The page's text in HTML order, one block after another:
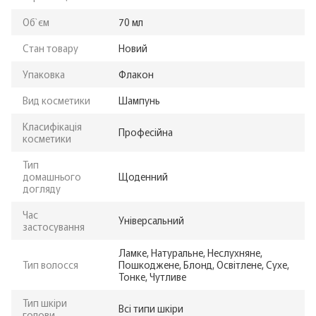
Об`єм
70 мл
Стан товару
Новий
Упаковка
Флакон
Вид косметики
Шампунь
Класифікація
косметики
Професійна
Тип
домашнього
догляду
Щоденний
Час
застосування
Універсальний
Тип волосся
Ламке, Натуральне, Неслухняне,
Пошкоджене, Блонд, Освітлене, Сухе,
Тонке, Чутливе
Тип шкіри
Всі типи шкіри